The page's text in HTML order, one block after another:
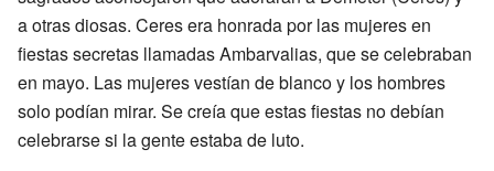
a otras diosas. Ceres era honrada por las mujeres en
fiestas secretas llamadas Ambarvalias, que se celebraban
en mayo. Las mujeres vestían de blanco y los hombres
solo podían mirar. Se creía que estas fiestas no debían
celebrarse si la gente estaba de luto.